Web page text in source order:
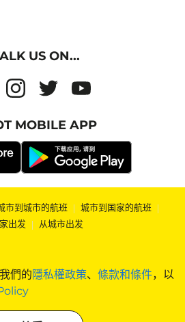
們的隱私權政策、 條款和條件，以
US ON...
MOBILE APP
市到城市的航班 | 城市到国家的航班 |
出发 | 从城市出发